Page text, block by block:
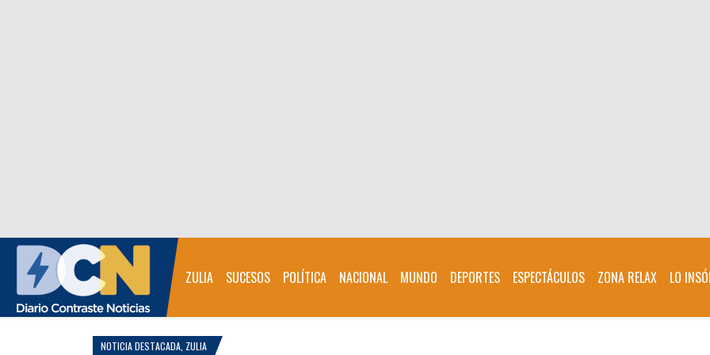
ZULIA SUCESOS POLÍTICA NACIONAL MUNDO DEPORTES ESPECTÁCULOS ZONA RELAX LO
NOTICIA DESTACADA ZULIA